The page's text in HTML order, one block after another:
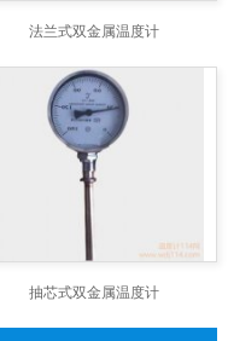
法兰式双金属温度计
抽芯式双金属温度计